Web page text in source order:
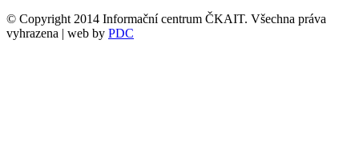
© Copyright 2014 Informační centrum ČKAIT. Všechna práva
vyhrazena | web by PDC